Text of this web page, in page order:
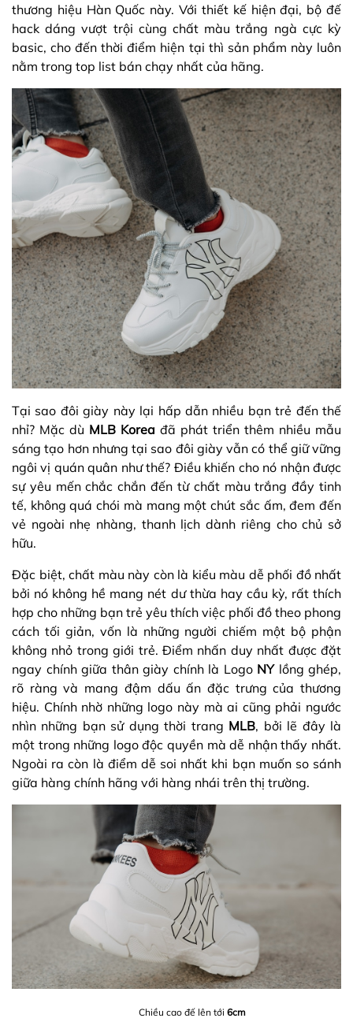
thương hiệu Hàn Quốc này. Với thiết kế hiện đại, bộ đế
hack dáng vượt trội cùng chất màu trắng ngà cực kỳ
basic, cho đến thời điểm hiện tại thì sản phẩm này luôn
nằm trong top list bán chạy nhất của hãng.
Tại sao đôi giày này lại hấp dẫn nhiều bạn trẻ đến thế
nhỉ? Mặc dù MLB Korea đã phát triển thêm nhiều mẫu
sáng tạo hơn nhưng tại sao đôi giày vẫn có thể giữ vững
ngôi vị quán quân như thế? Điều khiến cho nó nhận được
sự yêu mến chắc chắn đến từ chất màu trắng đầy tinh
tế, không quá chói mà mang một chút sắc ấm, đem đến
vẻ ngoài nhẹ nhàng, thanh lịch dành riêng cho chủ sở
hữu.
Đặc biệt, chất màu này còn là kiểu màu dễ phối đồ nhất
bởi nó không hề mang nét dư thừa hay cầu kỳ, rất thích
hợp cho những bạn trẻ yêu thích việc phối đồ theo phong
cách tối giản, vốn là những người chiếm một bộ phận
không nhỏ trong giới trẻ. Điểm nhấn duy nhất được đặt
ngay chính giữa thân giày chính là Logo NY lồng ghép,
rõ ràng và mang đậm dấu ấn đặc trưng của thương
hiệu. Chính nhờ những logo này mà ai cũng phải ngước
nhìn những bạn sử dụng thời trang MLB, bởi lẽ đây là
một trong những logo độc quyền mà dễ nhận thấy nhất.
Ngoài ra còn là điểm dễ soi nhất khi bạn muốn so sánh
giữa hàng chính hãng với hàng nhái trên thị trường.
Chiều cao đế lên tới 6cm